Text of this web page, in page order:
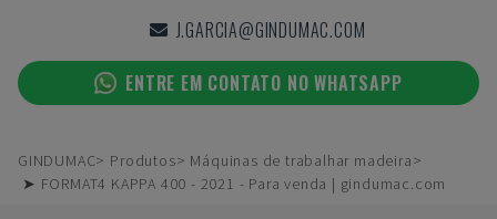
J.GARCIA@GINDUMAC.COM
ENTRE EM CONTATO NO WHATSAPP
GINDUMAC Produtos
Máquinas de trabalhar madeira
➤ FORMAT4 KAPPA 400 - 2021 - Para venda | gindumac.com